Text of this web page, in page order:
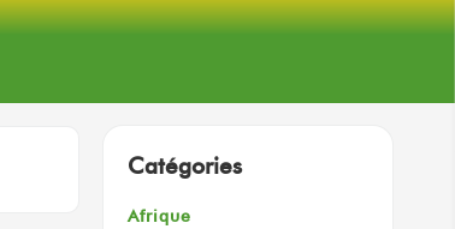
Catégories
Afrique